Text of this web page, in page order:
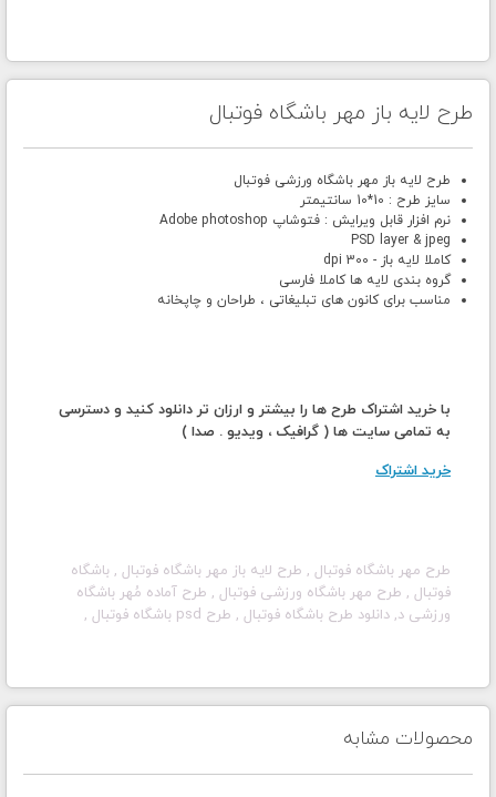
طرح لایه باز مهر باشگاه فوتبال
طرح لایه باز مهر باشگاه ورزشی فوتبال
سایز طرح : 10*10 سانتیمتر
نرم افزار قابل ویرایش : فتوشاپ Adobe photoshop
PSD layer & jpeg
کاملا لایه باز - 300 dpi
گروه بندی لایه ها کاملا فارسی
مناسب برای کانون های تبلیغاتی ، طراحان و چاپخانه
با خرید اشتراک طرح ها را بیشتر و ارزان تر دانلود کنید و دسترسی
به تمامی سایت ها ( گرافیک ، ویدیو . صدا )
خرید اشتراک
طرح مهر باشگاه فوتبال , طرح لایه باز مهر باشگاه فوتبال , باشگاه
فوتبال , طرح مهر باشگاه ورزشی فوتبال , طرح آماده مُهر باشگاه
ورزشی د, دانلود طرح باشگاه فوتبال , طرح psd باشگاه فوتبال ,
محصولات مشابه